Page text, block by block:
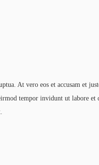
At vero eos et accusam et
tempor invidunt ut labore et